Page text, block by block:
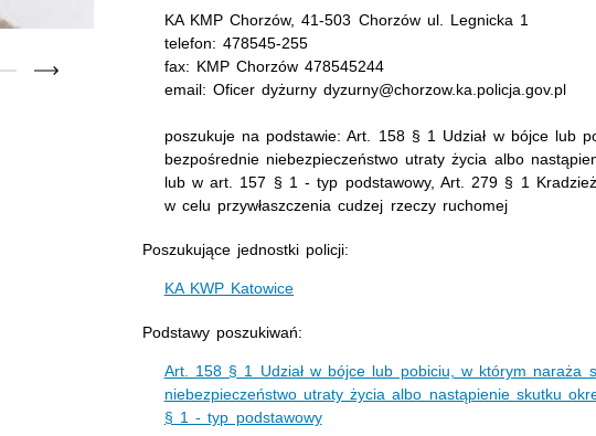
KA KMP Chorzów, 41-503 Chorzów ul. Legnicka 1
telefon: 478545-255
fax: KMP Chorzów 478545244
email: Oficer dyżurny dyzurny@chorzow.ka.policja.gov.pl
poszukuje na podstawie: Art. 158 § 1 Udział w bójce lub
bezpośrednie niebezpieczeństwo utraty życia albo
lub w art. 157 § 1 - typ podstawowy, Art. 279 § 1
w celu przywłaszczenia cudzej rzeczy ruchomej
Poszukujące jednostki policji:
KA KWP Katowice
Podstawy poszukiwań:
Art. 158 § 1 Udział w bójce lub pobiciu, w którym naraża
niebezpieczeństwo utraty życia albo nastąpienie skutku
§ 1 - typ podstawowy